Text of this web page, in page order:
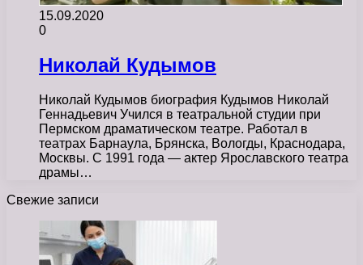
15.09.2020
0
Николай Кудымов
Николай Кудымов биография Кудымов Николай
Геннадьевич Учился в театральной студии при
Пермском драматическом театре. Работал в
театрах Барнаула, Брянска, Вологды, Краснодара,
Москвы. С 1991 года — актер Ярославского театра
драмы…
Свежие записи